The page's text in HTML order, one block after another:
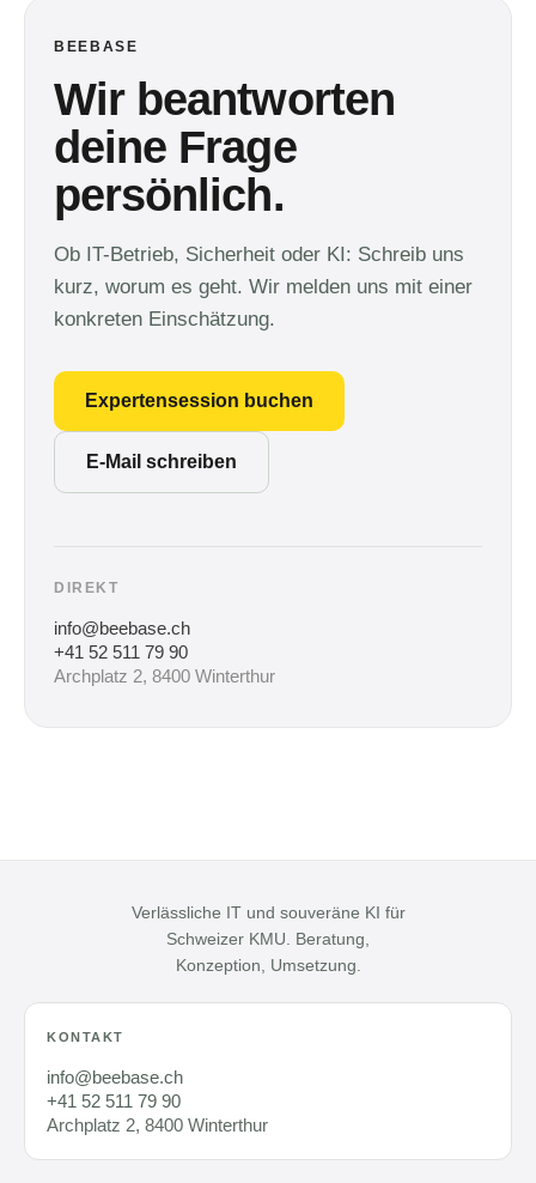
BEEBASE
Wir beantworten
deine Frage
persönlich.
Ob IT-Betrieb, Sicherheit oder KI: Schreib uns
kurz, worum es geht. Wir melden uns mit einer
konkreten Einschätzung.
Expertensession buchen
E-Mail schreiben
DIREKT
info@beebase.ch
+41 52 511 79 90
Archplatz 2, 8400 Winterthur
Verlässliche IT und souveräne KI für
Schweizer KMU. Beratung,
Konzeption, Umsetzung.
KONTAKT
info@beebase.ch
+41 52 511 79 90
Archplatz 2, 8400 Winterthur